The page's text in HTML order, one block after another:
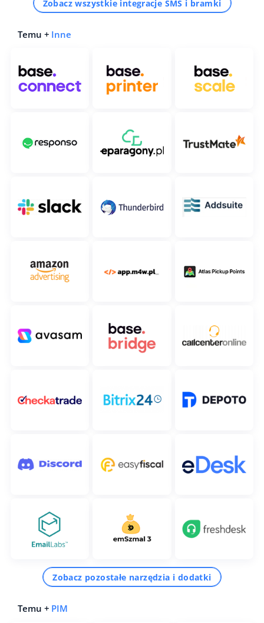
Zobacz wszystkie integracje SMS i bramki
Temu + Inne
Zobacz pozostałe narzędzia i dodatki
Temu + PIM